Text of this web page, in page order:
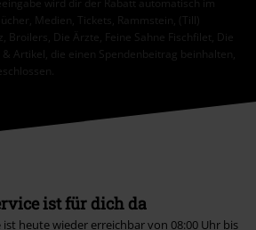
Medien, Tickets, Rammstein, (Till)
Broilers, Die Ärzte, Feine Sahne Fischfilet, Die
& Artikel, die einen Spendenbeitrag beinhalten,
ist für dich da
ist heute wieder erreichbar von 08:00 Uhr bis